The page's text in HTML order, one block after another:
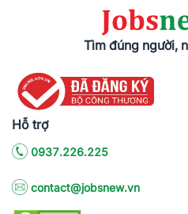
3.1. Kỹ năng chuyên môn và
Để có thể phát triển trang trại
nghiệm được xem là một yếu tố
huống xảy ra trong quá trình
năng suất cao hơn.
Các kỹ năng mềm như giao
Tìm đúng người,
Hỗ trợ
0937.226.225
contact@jobsnew.vn